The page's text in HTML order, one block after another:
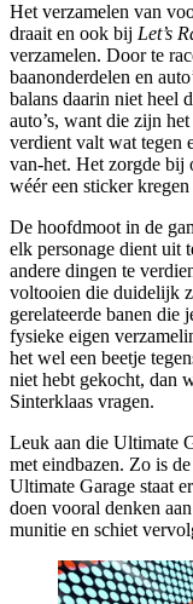
Het verzamelen van
draait en ook bij Let’s
verzamelen. Door te
baanonderdelen en
balans daarin niet heel
auto’s, want die zijn
verdient valt wat tegen
van-het. Het zorgde bij
wéér een sticker
De hoofdmoot in de
elk personage dient uit
andere dingen te
voltooien die duidelijk
gerelateerde banen
fysieke eigen
het wel een beetje
niet hebt gekocht, dan
Sinterklaas vragen.
Leuk aan die Ultimate
met eindbazen. Zo is
Ultimate Garage staat
doen vooral denken
munitie en schiet